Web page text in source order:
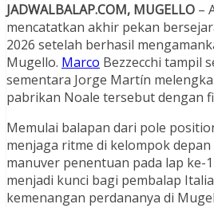
JADWALBALAP.COM, MUGELLO –
mencatatkan akhir pekan
2026 setelah berhasil
Mugello. Marco Bezzecchi tampil
sementara Jorge Martín
pabrikan Noale tersebut dengan
Memulai balapan dari pole
menjaga ritme di kelompok
manuver penentuan pada lap ke-
menjadi kunci bagi pembalap
kemenangan perdananya di